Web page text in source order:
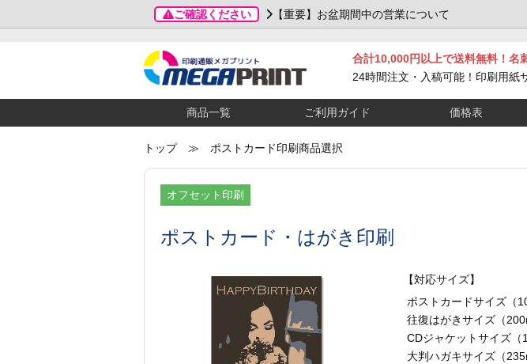
ご確認ください 【重要】お盆期間中の営業について
合計10,000円以上で送料無料！名
24時間注文・入稿可能！印刷用紙
商品一覧 ご利用ガイド 価格表
トップ≫ ポストカード印刷商品選択
オフセット印刷
ポストカード・はがき印刷
【対応サイズ】
ポストカードサイズ（
往復はがきサイズ（
CDジャケットサイズ（
大判ハガキサイズ（